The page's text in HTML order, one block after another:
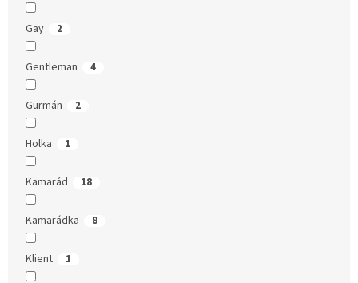
Gay 2
Gentleman 4
Gurmán 2
Holka 1
Kamarád 18
Kamarádka 8
Klient 1